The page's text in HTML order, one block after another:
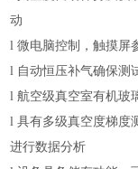
动
l微电脑控制，触摸屏
l 自动恒压补气确保测
l航空级真空室有机玻
l具有多级真空度梯度
进行数据分析